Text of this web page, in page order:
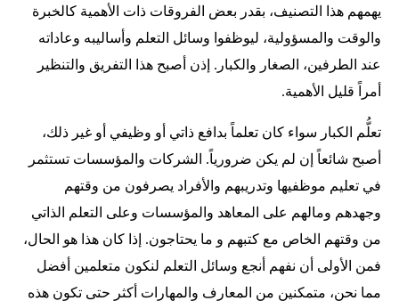
يهمهم هذا التصنيف، بقدر بعض الفروقات ذات الأهمية كالخبرة
والوقت والمسؤولية، ليوظفوا وسائل التعلم وأساليبه وعاداته
عند الطرفين، الصغار والكبار. إذن أصبح هذا التفريق والتنظير
أمراً قليل الأهمية.
تعلُّم الكبار سواء كان تعلماً بدافع ذاتي أو وظيفي أو غير ذلك،
أصبح شائعاً إن لم يكن ضرورياً. الشركات والمؤسسات تستثمر
في تعليم موظفيها وتدريبهم والأفراد يصرفون من وقتهم
وجهدهم ومالهم على المعاهد والمؤسسات وعلى التعلم الذاتي
من وقتهم الخاص مع كتبهم و ما يحتاجون. إذا كان هذا هو الحال،
فمن الأولى أن نفهم أنجع وسائل التعلم لنكون متعلمين أفضل
مما نحن، متمكنين من المعارف والمهارات أكثر حتى تكون هذه